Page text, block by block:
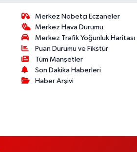
Merkez Nöbetçi Eczaneler
Merkez Hava Durumu
Merkez Trafik Yoğunluk Haritası
Puan Durumu ve Fikstür
Tüm Manşetler
Son Dakika Haberleri
Haber Arşivi